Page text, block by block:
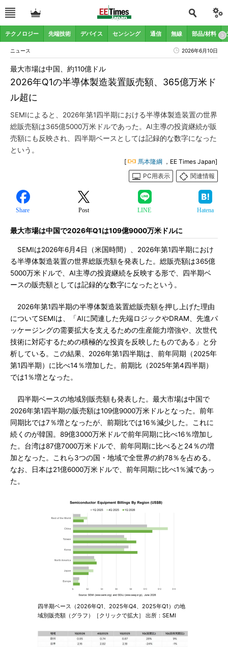
テクノロジー 先端技術 デバイス センシング 通信 無線 部品/材料
ニュース 2026年6月10日
2026年Q1の半導体製造装置販売額、365億万米ド
ル超に
最大市場は中国、約110億ドル
SEMIによると、2026年第1四半期における半導体製造装置の世界
総販売額は365億5000万米ドルであった。AI主導の投資継続が販
売額にも反映され、四半期ベースとしては記録的な数字になった
という。
[ 馬本隆綱 ，EE Times Japan]
PC用表示
関連情報
Share Post LINE Hatena
最大市場は中国で2026年Q1は109億9000万米ドルに
SEMIは2026年6月4日（米国時間）、2026年第1四半期におけ
る半導体製造装置の世界総販売額を発表した。総販売額は365億
5000万米ドルで、AI主導の投資継続を反映する形で、四半期ベ
ースの販売額としては記録的な数字になったという。
2026年第1四半期の半導体製造装置総販売額を押し上げた理由
についてSEMIは、「AIに関連した先端ロジックやDRAM、先進パ
ッケージングの需要拡大を支えるための生産能力増強や、次世代
技術に対応するための積極的な投資を反映したものである」と分
析している。この結果、2026年第1四半期は、前年同期（2025年
第1四半期）に比べ14％増加した。前期比（2025年第4四半期）
では1％増となった。
四半期ベースの地域別販売額も発表した。最大市場は中国で
2026年第1四半期の販売額は109億9000万米ドルとなった。前年
同期比では7％増となったが、前期比では16％減少した。これに
続くのが韓国。89億3000万米ドルで前年同期に比べ16％増加し
た。台湾は87億7000万米ドルで、前年同期に比べると24％の増
加となった。これら3つの国・地域で全世界の約78％を占める。
なお、日本は21億6000万米ドルで、前年同期に比べ1％減であっ
た。
四半期ベース（2026年Q1、2025年Q4、2025年Q1）の地
域別販売額（グラフ）［クリックで拡大］ 出所：SEMI